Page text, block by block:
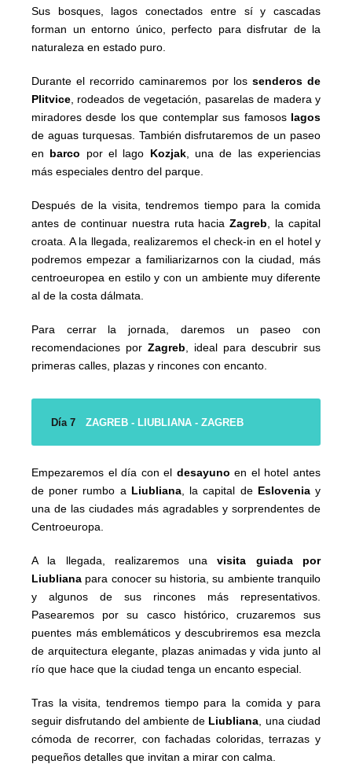
Sus bosques, lagos conectados entre sí y cascadas
forman un entorno único, perfecto para disfrutar de la
naturaleza en estado puro.
Durante el recorrido caminaremos por los senderos de
Plitvice , rodeados de vegetación, pasarelas de madera y
miradores desde los que contemplar sus famosos lagos
de aguas turquesas. También disfrutaremos de un paseo
en barco por el lago Kozjak, una de las experiencias
más especiales dentro del parque.
Después de la visita, tendremos tiempo para la comida
antes de continuar nuestra ruta haciaZagreb , la capital
croata. A la llegada, realizaremos el check-in en el hotel y
podremos empezar a familiarizarnos con la ciudad, más
centroeuropea en estilo y con un ambiente muy diferente
al de la costa dálmata.
Para cerrar la jornada, daremos un paseo con
recomendaciones por Zagreb , ideal para descubrir sus
primeras calles, plazas y rincones con encanto.
Día 7 ZAGREB - LIUBLIANA - ZAGREB
Empezaremos el día con el desayuno en el hotel antes
de poner rumbo a Liubliana, la capital de Esloveniay
una de las ciudades más agradables y sorprendentes de
Centroeuropa.
A la llegada, realizaremos unavisita guiada por
Liubliana para conocer su historia, su ambiente tranquilo
y algunos de sus rincones más representativos.
Pasearemos por su casco histórico, cruzaremos sus
puentes más emblemáticos y descubriremos esa mezcla
de arquitectura elegante, plazas animadas y vida junto al
río que hace que la ciudad tenga un encanto especial.
Tras la visita, tendremos tiempo para la comida y para
seguir disfrutando del ambiente de Liubliana , una ciudad
cómoda de recorrer, con fachadas coloridas, terrazas y
pequeños detalles que invitan a mirar con calma.